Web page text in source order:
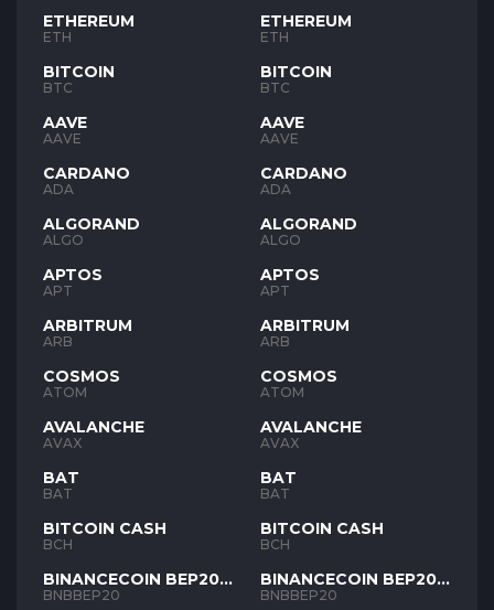
ETHEREUM
ETH
BITCOIN
BTC
AAVE
AAVE
CARDANO
ADA
ALGORAND
ALGO
APTOS
APT
ARBITRUM
ARB
COSMOS
ATOM
AVALANCHE
AVAX
BAT
BAT
BITCOIN CASH
BCH
BINANCECOIN BEP20
BNB
BNBBEP20
ETHEREUM
ETH
BITCOIN
BTC
AAVE
AAVE
CARDANO
ADA
ALGORAND
ALGO
APTOS
APT
ARBITRUM
ARB
COSMOS
ATOM
AVALANCHE
AVAX
BAT
BAT
BITCOIN CASH
BCH
BINANCECOIN BEP20
BNB
BNBBEP20